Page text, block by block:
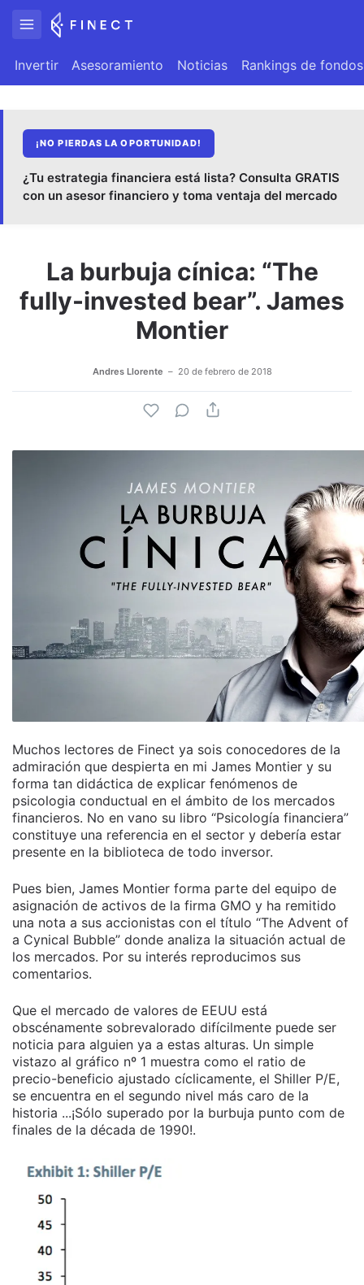
Invertir Asesoramiento Noticias Rankings de fondos
¡NO PIERDAS LA OPORTUNIDAD!
¿Tu estrategia financiera está lista? Consulta GRATIS
con un asesor financiero y toma ventaja del mercado
La burbuja cínica: “The
fully-invested bear”. James
Montier
Andres Llorente 20 de febrero de 2018
Muchos lectores de Finect ya sois conocedores de la
admiración que despierta en mi James Montier y su
forma tan didáctica de explicar fenómenos de
psicologia conductual en el ámbito de los mercados
financieros. No en vano su libro “Psicología financiera”
constituye una referencia en el sector y debería estar
presente en la biblioteca de todo inversor.
Pues bien, James Montier forma parte del equipo de
asignación de activos de la firma GMO y ha remitido
una nota a sus accionistas con el título “The Advent of
a Cynical Bubble” donde analiza la situación actual de
los mercados. Por su interés reproducimos sus
comentarios.
Que el mercado de valores de EEUU está
obscénamente sobrevalorado difícilmente puede ser
noticia para alguien ya a estas alturas. Un simple
vistazo al gráfico nº 1 muestra como el ratio de
precio-beneficio ajustado cíclicamente, el Shiller P/E,
se encuentra en el segundo nivel más caro de la
historia ...¡Sólo superado por la burbuja punto com de
finales de la década de 1990!.